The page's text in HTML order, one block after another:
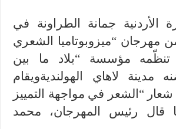
الأردنية جمانة الطراونة في
من مهرجان “ميزوبوتاميا الشعري
تنظّمه مؤسسة “بلاد ما بين
مدينة لاهاي الهولنديةويقام
“الشعر في مواجهة التمييز
قال رئيس المهرجان، محمد